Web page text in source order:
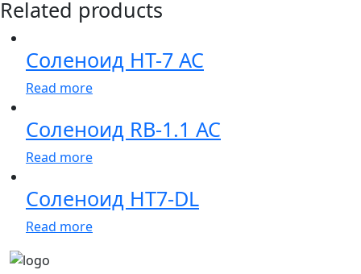
Related products
Соленоид HT-7 AC
Read more
Соленоид RB-1.1 AC
Read more
Соленоид HT7-DL
Read more